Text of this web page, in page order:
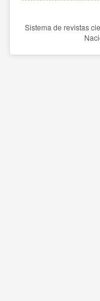
Sistema de revistas